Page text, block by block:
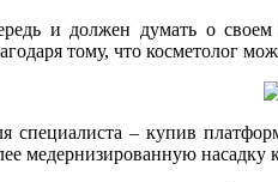
и должен думать о своем
тому, что косметолог
– купив
медернизированную